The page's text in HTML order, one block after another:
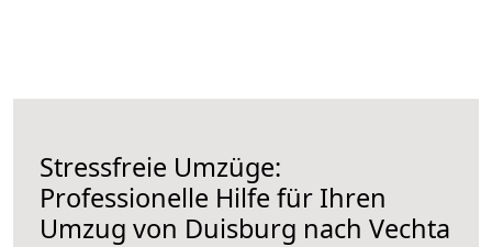
Stressfreie Umzüge:
Professionelle Hilfe für Ihren
Umzug von Duisburg nach Vechta